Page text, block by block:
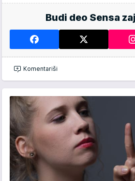
Budi deo Sensa
Komentariši